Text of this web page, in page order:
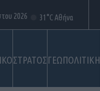
ΣΤΡΑΤΟΣΓΕΩΠΟΛΙΤΙΚΗ
2026 31°C Αθήνα